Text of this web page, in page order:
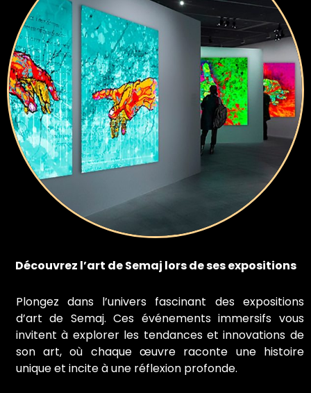
Découvrez l’art de Semaj lors de ses expositions
Plongez dans l’univers fascinant des expositions
d’art de Semaj. Ces événements immersifs vous
invitent à explorer les tendances et innovations de
son art, où chaque œuvre raconte une histoire
unique et incite à une réflexion profonde.